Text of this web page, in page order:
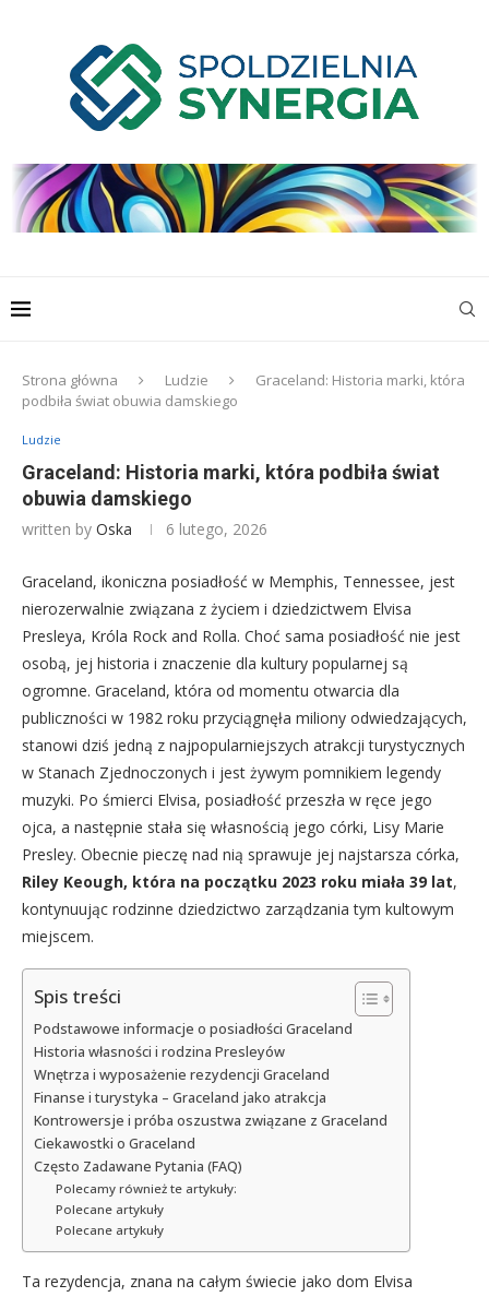
Strona główna Ludzie
Graceland: Historia marki, która
podbiła świat obuwia damskiego
Ludzie
Graceland: Historia marki, która podbiła świat
obuwia damskiego
written by Oska 6 lutego, 2026
Graceland, ikoniczna posiadłość w Memphis, Tennessee, jest
nierozerwalnie związana z życiem i dziedzictwem Elvisa
Presleya, Króla Rock and Rolla. Choć sama posiadłość nie jest
osobą, jej historia i znaczenie dla kultury popularnej są
ogromne. Graceland, która od momentu otwarcia dla
publiczności w 1982 roku przyciągnęła miliony odwiedzających,
stanowi dziś jedną z najpopularniejszych atrakcji turystycznych
w Stanach Zjednoczonych i jest żywym pomnikiem legendy
muzyki. Po śmierci Elvisa, posiadłość przeszła w ręce jego
ojca, a następnie stała się własnością jego córki, Lisy Marie
Presley. Obecnie pieczę nad nią sprawuje jej najstarsza córka,
Riley Keough, która na początku 2023 roku miała 39 lat,
kontynuując rodzinne dziedzictwo zarządzania tym kultowym
miejscem.
Spis treści
Podstawowe informacje o posiadłości Graceland
Historia własności i rodzina Presleyów
Wnętrza i wyposażenie rezydencji Graceland
Finanse i turystyka – Graceland jako atrakcja
Kontrowersje i próba oszustwa związane z Graceland
Ciekawostki o Graceland
Często Zadawane Pytania (FAQ)
Polecamy również te artykuły:
Polecane artykuły
Polecane artykuły
Ta rezydencja, znana na całym świecie jako dom Elvisa